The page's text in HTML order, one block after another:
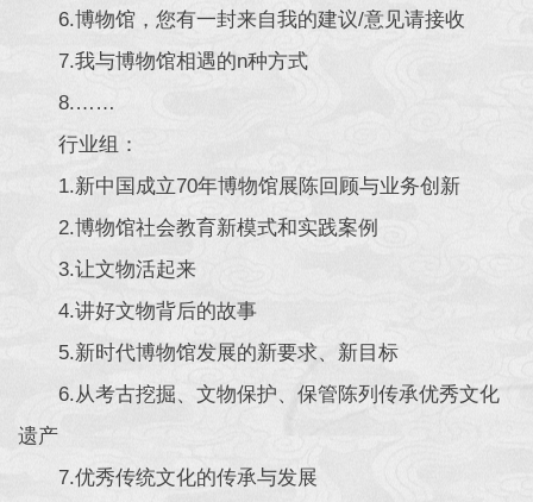
6.博物馆，您有一封来自我的建议/意见请接收
7.我与博物馆相遇的n种方式
8.……
行业组：
1.新中国成立70年博物馆展陈回顾与业务创新
2.博物馆社会教育新模式和实践案例
3.让文物活起来
4.讲好文物背后的故事
5.新时代博物馆发展的新要求、新目标
6.从考古挖掘、文物保护、保管陈列传承优秀文化
遗产
7.优秀传统文化的传承与发展